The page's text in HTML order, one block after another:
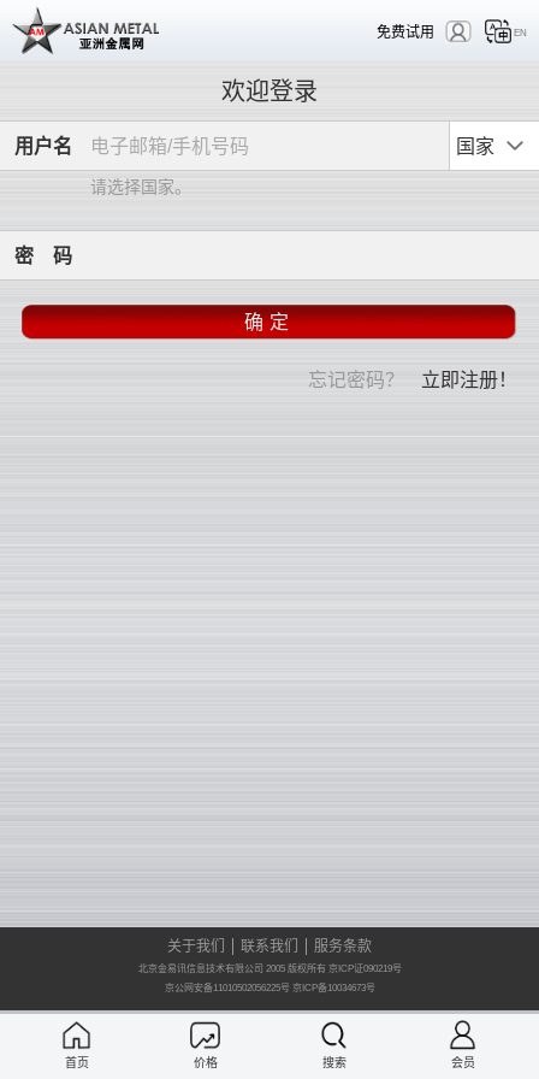
免费试用 EN
欢迎登录
用户名 国家
请选择国家。
密 码
忘记密码？ 立即注册！
首页 价格 搜索 会员
关于我们 联系我们 服务条款
北京金易讯信息技术有限公司 2005 版权所有 京ICP证090219号
京公网安备11010502056225号京ICP备10034673号